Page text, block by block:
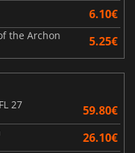
6.10€
the Archon 5.25€
27
59.80€
26.10€